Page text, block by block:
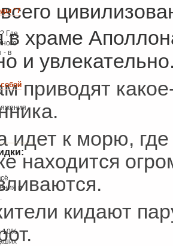
в храме
и
приводят
идет к морю,
находится
кидают
"7
Где
- в
и
10%